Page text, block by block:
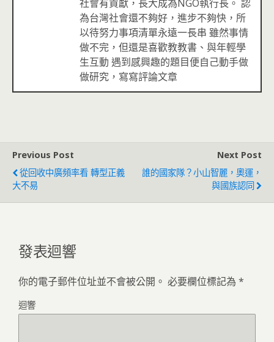
社會有貢獻，長大成為NGO執行長。 認
為台灣社會還不夠好，進步不夠快，所
以待努力事項清單永遠一長串 雖然事情
做不完，但還是喜歡教教書、與年輕學
生互動 遇到感興趣的題目便自己動手做
做研究，寫寫評論文章
Previous Post
從回收中廣頻率看 轉型正義
大不易
Next Post
誰的國家隊？小山智麗，奧運，
與國族認同
發表迴響
你的電子郵件位址並不會被公開。 必要欄位標記為 *
迴響